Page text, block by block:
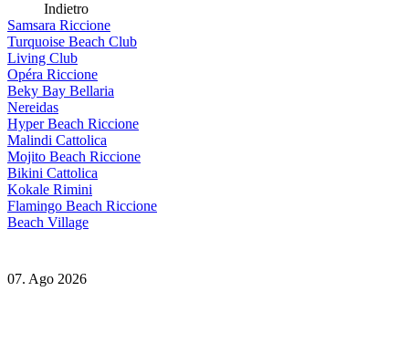
Indietro
Samsara Riccione
Turquoise Beach Club
Living Club
Opéra Riccione
Beky Bay Bellaria
Nereidas
Hyper Beach Riccione
Malindi Cattolica
Mojito Beach Riccione
Bikini Cattolica
Kokale Rimini
Flamingo Beach Riccione
Beach Village
07. Ago 2026